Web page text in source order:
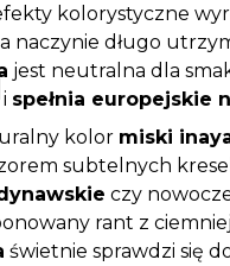
kolorystyczne
a naczynie długo
jest neutralna dla
spełnia europejskie
kolor miski
subtelnych
czy
rant z
świetnie sprawdzi się